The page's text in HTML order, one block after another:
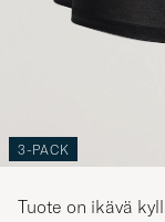
3-PACK
Tuote on ikävä